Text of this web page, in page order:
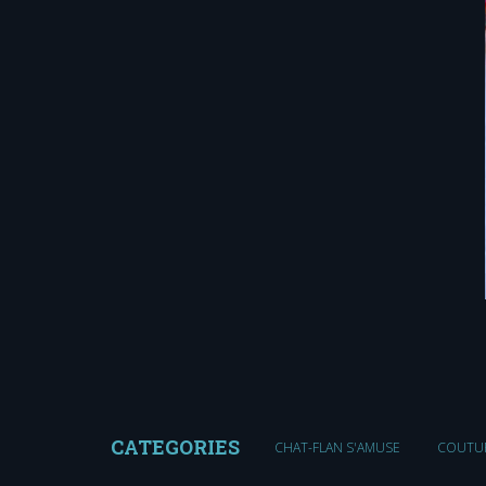
CATEGORIES CHAT-FLAN S'AMUSE